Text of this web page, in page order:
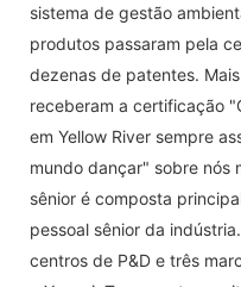
sistema de gestão
produtos passaram pela
dezenas de patentes.
receberam a certificação
em Yellow River sempre
mundo dançar" sobre nós
sênior é composta
pessoal sênior da
centros de P&D e três